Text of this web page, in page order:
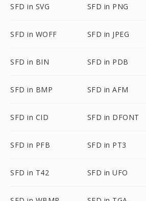
SFD in SVG SFD in PNG
SFD in WOFF SFD in JPEG
SFD in BIN SFD in PDB
SFD in BMP SFD in AFM
SFD in CID SFD in DFONT
SFD in PFB SFD in PT3
SFD in T42 SFD in UFO